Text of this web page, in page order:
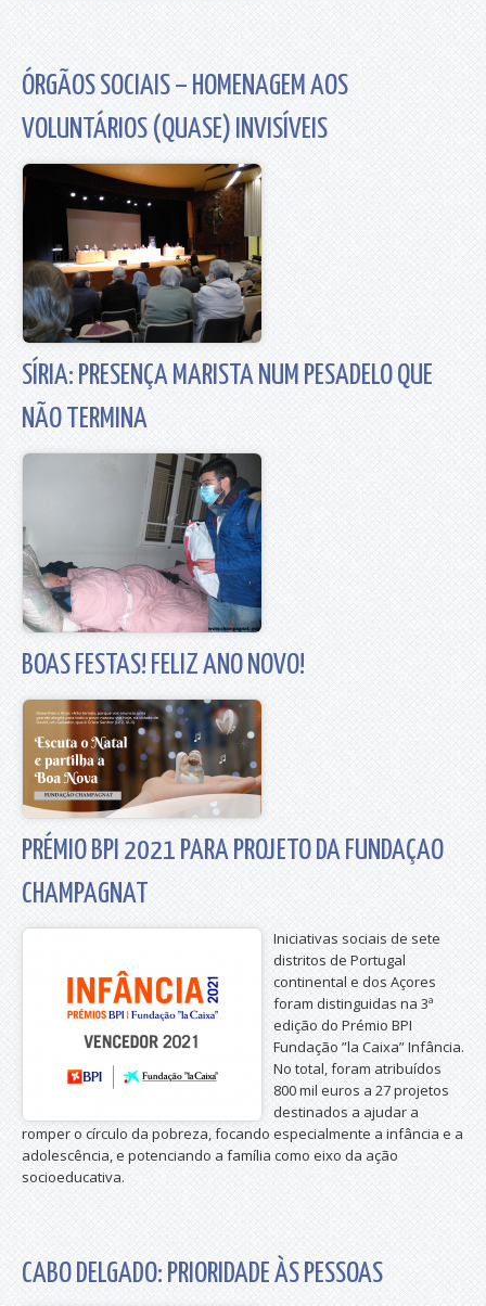
ÓRGÃOS SOCIAIS – HOMENAGEM AOS
VOLUNTÁRIOS (QUASE) INVISÍVEIS
SÍRIA: PRESENÇA MARISTA NUM PESADELO QUE
NÃO TERMINA
BOAS FESTAS! FELIZ ANO NOVO!
PRÉMIO BPI 2021 PARA PROJETO DA FUNDAÇAO
CHAMPAGNAT
Iniciativas sociais de sete
distritos de Portugal
continental e dos Açores
foram distinguidas na 3ª
edição do Prémio BPI
Fundação ”la Caixa” Infância.
No total, foram atribuídos
800 mil euros a 27 projetos
destinados a ajudar a
romper o círculo da pobreza, focando especialmente a infância e a
adolescência, e potenciando a família como eixo da ação
socioeducativa.
CABO DELGADO: PRIORIDADE ÀS PESSOAS